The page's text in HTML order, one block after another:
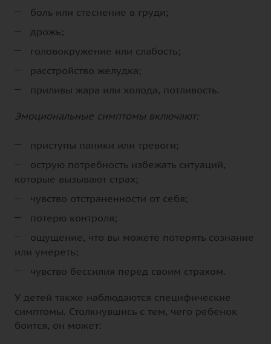
боль или стеснение в груди;
дрожь;
головокружение или слабость;
расстройство желудка;
приливы жара или холода, потливость.
Эмоциональные симптомы включают:
приступы паники или тревоги;
острую потребность избежать ситуаций,
которые вызывают страх;
чувство отстраненности от себя;
потерю контроля;
ощущение, что вы можете потерять сознание
или умереть;
чувство бессилия перед своим страхом.
У детей также наблюдаются специфические
симптомы. Столкнувшись с тем, чего ребенок
боится, он может: